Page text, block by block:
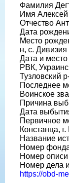
Фамилия
Имя Алексей
Отчество
Дата
Место
н, с. Дивизия
Дата и
РВК,
Тузловский
Последнее
Воинское
Причина
Дата
Первичное
Констанца,
Название
Номер
Номер
Номер дела
https://obd-